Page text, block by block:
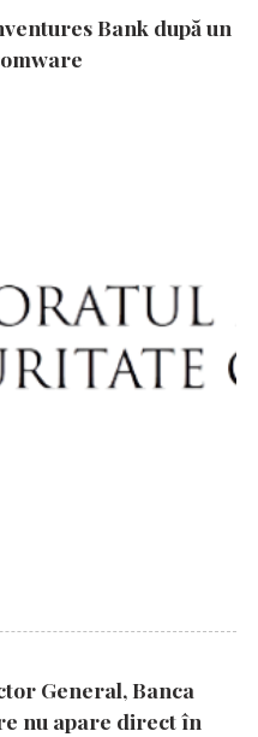
Bank după un
General, Banca
nu apare direct în